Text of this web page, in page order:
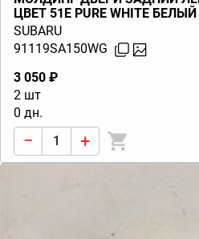
ЦВЕТ 51E PURE WHITE БЕЛЫЙ
SUBARU
91119SA150WG
3 050 ₽
2 шт
0 дн.
− +